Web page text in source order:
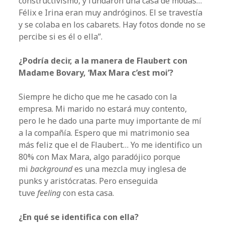
Félix e Irina eran muy andróginos. El se travestía
y se colaba en los cabarets. Hay fotos donde no se
percibe si es él o ella”.
¿Podría decir, a la manera de Flaubert con
Madame Bovary, ‘Max Mara c’est moi’?
Siempre he dicho que me he casado con la
empresa. Mi marido no estará muy contento,
pero le he dado una parte muy importante de mí
a la compañía. Espero que mi matrimonio sea
más feliz que el de Flaubert… Yo me identifico un
80% con Max Mara, algo paradójico porque
mibackgroundes una mezcla muy inglesa de
punks y aristócratas. Pero enseguida
tuvefeelingcon esta casa.
¿En qué se identifica con ella?